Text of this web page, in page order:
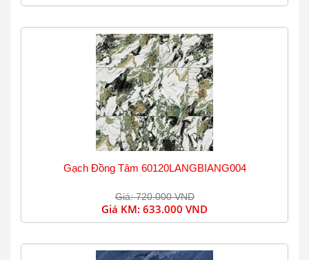
Gạch Đồng Tâm 60120LANGBIANG004
Giá: 720.000 VND
Giá KM: 633.000 VND